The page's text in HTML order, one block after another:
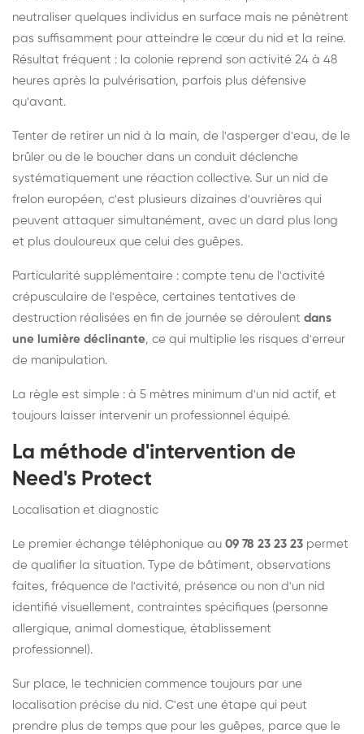
neutraliser quelques individus en surface mais ne pénètrent
pas suffisamment pour atteindre le cœur du nid et la reine.
Résultat fréquent : la colonie reprend son activité 24 à 48
heures après la pulvérisation, parfois plus défensive
qu'avant.
Tenter de retirer un nid à la main, de l'asperger d'eau, de le
brûler ou de le boucher dans un conduit déclenche
systématiquement une réaction collective. Sur un nid de
frelon européen, c'est plusieurs dizaines d'ouvrières qui
peuvent attaquer simultanément, avec un dard plus long
et plus douloureux que celui des guêpes.
Particularité supplémentaire : compte tenu de l'activité
crépusculaire de l'espèce, certaines tentatives de
destruction réalisées en fin de journée se déroulent dans
une lumière déclinante, ce qui multiplie les risques d'erreur
de manipulation.
La règle est simple : à 5 mètres minimum d'un nid actif, et
toujours laisser intervenir un professionnel équipé.
La méthode d'intervention de
Need's Protect
Localisation et diagnostic
Le premier échange téléphonique au 09 78 23 23 23 permet
de qualifier la situation. Type de bâtiment, observations
faites, fréquence de l'activité, présence ou non d'un nid
identifié visuellement, contraintes spécifiques (personne
allergique, animal domestique, établissement
professionnel).
Sur place, le technicien commence toujours par une
localisation précise du nid. C'est une étape qui peut
prendre plus de temps que pour les guêpes, parce que le